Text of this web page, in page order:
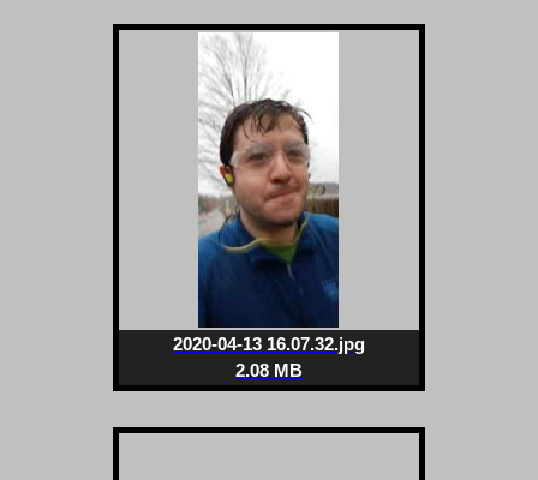
2020-04-13 16.07.32.jpg
2.08 MB